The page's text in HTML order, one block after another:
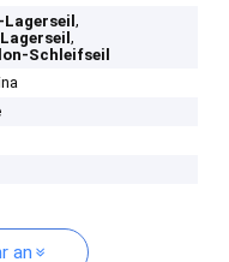
Lagerseil,
,
Schleifseil
an